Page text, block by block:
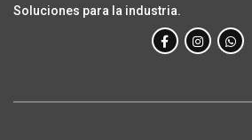
Soluciones para la industria.